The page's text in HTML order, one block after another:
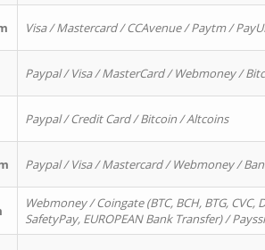
Visa / Mastercard / CCAvenue / Paytm /
Paypal / Visa / MasterCard / Webmoney /
Paypal / Credit Card / Bitcoin / Altcoins
Paypal / Visa / Mastercard / Webmoney /
Webmoney / Coingate (BTC, BCH, BTG, CVC,
SafetyPay, EUROPEAN Bank Transfer) /